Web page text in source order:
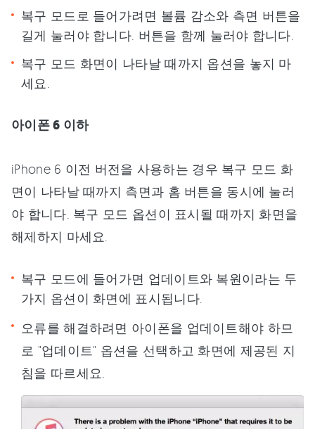
복구 모드로 들어가려면 볼륨 감소와 측면 버튼을
길게 눌러야 합니다. 버튼을 함께 눌러야 합니다.
복구 모드 화면이 나타날 때까지 옵션을 놓지 마
세요.
아이폰 6 이하
iPhone 6 이전 버전을 사용하는 경우 복구 모드 화
면이 나타날 때까지 측면과 홈 버튼을 동시에 눌러
야 합니다. 복구 모드 옵션이 표시될 때까지 화면을
해제하지 마세요.
복구 모드에 들어가면 업데이트와 복원이라는 두
가지 옵션이 화면에 표시됩니다.
오류를 해결하려면 아이폰을 업데이트해야 하므
로 "업데이트" 옵션을 선택하고 화면에 제공된 지
침을 따르세요.